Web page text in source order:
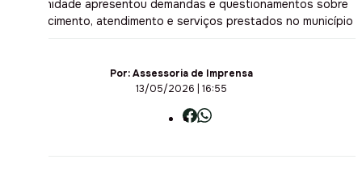
Comunidade apresentou demandas e questionamentos sobre
abastecimento, atendimento e serviços prestados no município
Por:Assessoria de Imprensa
13/05/2026 | 16:55